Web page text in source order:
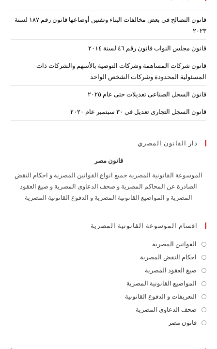
قانون التصالح في بعض مخالفات البناء وتقنين أوضاعها قانون رقم ۱۸۷ لسنة
۲۰۲۳
قانون مجلس النواب قانون رقم ٤٦ لسنة ٢٠١٤
قانون شركات المساهمة وشركات التوصية بالأسهم والشركات ذات
المسئولية المحدودة وشركات الشخص الواحد
قانون السجل الصناعى تعديلات حتى عام ٢٠٢٥
قانون السجل التجارى تعديل في ٣٠ سبتمبر عام ٢٠٢٠
دار القانون المصري
قانون مصر
الموسوعة القانونية المصرية جميع انواع القوانين المصرية و احكام النقض
الصادرة عن المحاكم المصرية و صحف الدعاوى المصرية و صيغ العقود
المصرية و المواضيع القانونية المصرية و الدفوع القانونية المصرية
اقسام الموسوعة القانونية المصرية
القوانين المصرية
in
a
new
tab
احكام النقض المصرية
a
new
صيغ العقود المصرية
in
a
new
المواضيع القانونية المصرية
inالتعريفات و الدفوع القانونية
صحف الدعاوى المصرية
قانون مصر